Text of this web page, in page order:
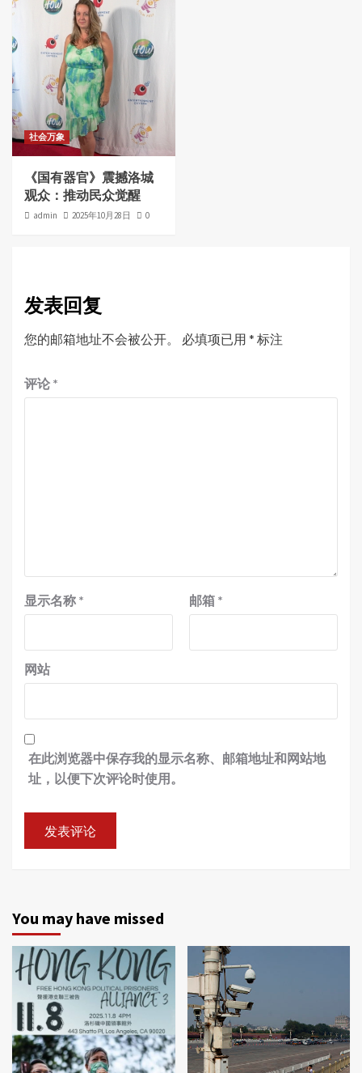
社会万象
《国有器官》震撼洛城
观众：推动民众觉醒
admin 2025年10月28日 0
发表回复
您的邮箱地址不会被公开。 必填项已用 * 标注
评论 *
显示名称 * 邮箱 *
网站
在此浏览器中保存我的显示名称、邮箱地址和网站地
址，以便下次评论时使用。
You may have missed